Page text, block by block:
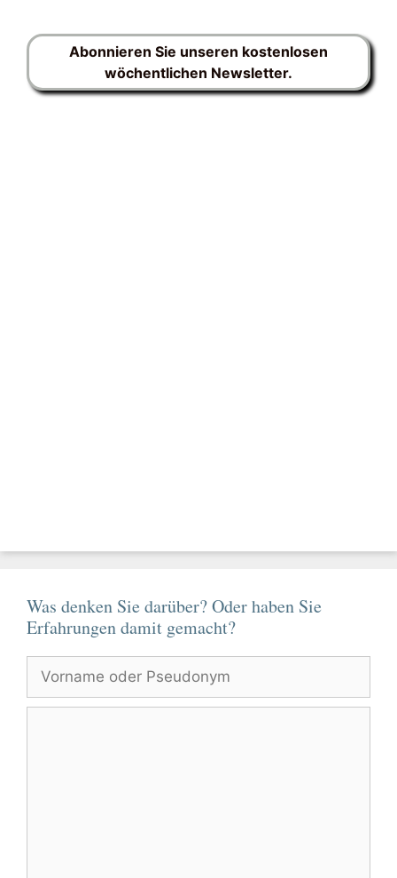
Abonnieren Sie unseren kostenlosen
wöchentlichen Newsletter.
Was denken Sie darüber? Oder haben Sie
Erfahrungen damit gemacht?
Vorname
Pseudonym